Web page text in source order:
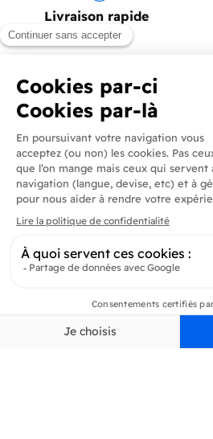
Livraison rapide
en 24/72h